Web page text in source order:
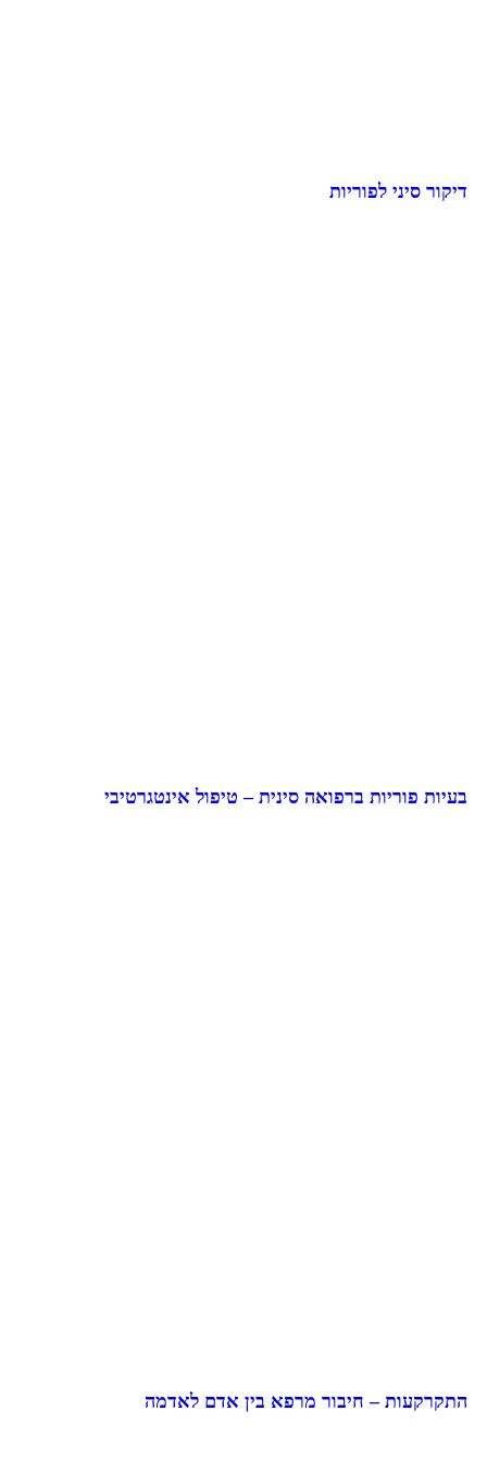
דיקור סיני לפוריות
בעיות פוריות ברפואה סינית – טיפול אינטגרטיבי
התקרקעות – חיבור מרפא בין אדם לאדמה